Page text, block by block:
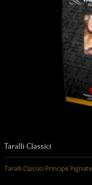
Taralli Classici
Taralli Classici Principe